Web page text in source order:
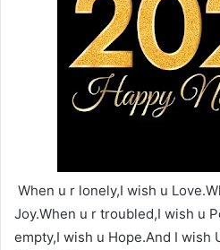
When u r lonely,I wish u
Joy.When u r troubled,I wish u
empty,I wish u Hope.And I wish